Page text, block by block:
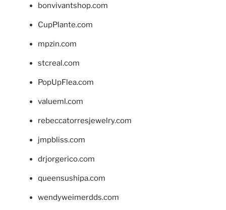
bonvivantshop.com
CupPlante.com
mpzin.com
stcreal.com
PopUpFlea.com
valueml.com
rebeccatorresjewelry.com
jmpbliss.com
drjorgerico.com
queensushipa.com
wendyweimerdds.com